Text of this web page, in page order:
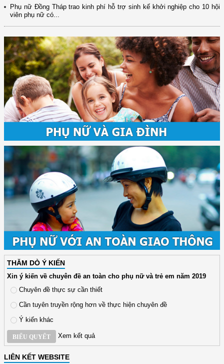
Phụ nữ Đồng Tháp trao kinh phí hỗ trợ sinh kế khởi nghiệp cho 10 hội
viên phụ nữ có...
THĂM DÒ Ý KIẾN
Xin ý kiến về chuyên đề an toàn cho phụ nữ và trẻ em năm 2019
Chuyên đề thực sự cần thiết
Cần tuyên truyền rộng hơn về thực hiện chuyên đề
Ý kiến khác
BIỂU QUYẾT Xem kết quả
LIÊN KẾT WEBSITE